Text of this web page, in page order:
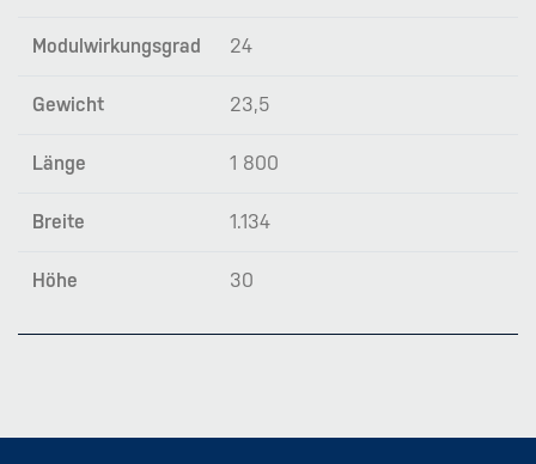
Modulwirkungsgrad 24
Gewicht 23,5
Länge 1 800
Breite 1.134
Höhe 30